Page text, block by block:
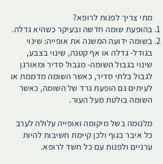
מתי צריך לפנות לרופא?
בהופעת שומה חדשה ובעיקר כשהיא גדלה.
בשומה ידועה המשנה את אופייה: שינוי
בגודל- גדלה או אף קטנה, שינוי בצבע,
שינוי בגבול השומה- מגבול סדיר ומאורגן
לגבול בלתי סדיר, כאשר השומה מדממת או
לעיתים גם הופעת גרד של השומה, כאשר
השומה בולטת מעל העור.
מלנומה בשל מיקומה ואופייה עלולה לערב
כל איבר בגוף ולכן קיימת חשיבות להיות
ערניים ולפנות עם כל חשד לרופא.